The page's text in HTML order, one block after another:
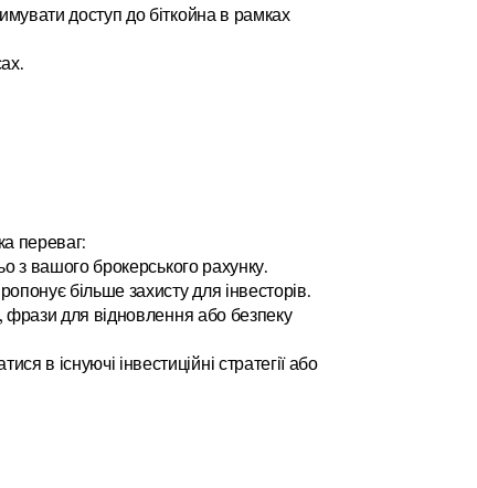
доступ до біткойна в рамках
переваг:
з вашого брокерського рахунку.
більше захисту для інвесторів.
фрази для відновлення або безпеку
в існуючі інвестиційні стратегії або